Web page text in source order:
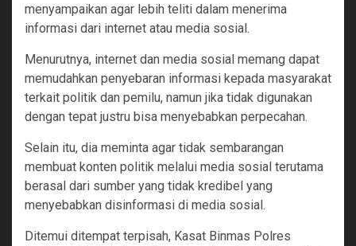
menyampaikan agar lebih teliti dalam menerima
informasi dari internet atau media sosial.
Menurutnya, internet dan media sosial memang dapat
memudahkan penyebaran informasi kepada masyarakat
terkait politik dan pemilu, namun jika tidak digunakan
dengan tepat justru bisa menyebabkan perpecahan.
Selain itu, dia meminta agar tidak sembarangan
membuat konten politik melalui media sosial terutama
berasal dari sumber yang tidak kredibel yang
menyebabkan disinformasi di media sosial.
Ditemui ditempat terpisah, Kasat Binmas Polres